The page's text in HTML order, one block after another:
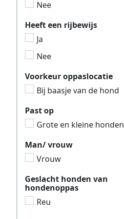
Nee
Heeft een rijbewijs
Ja
Nee
Voorkeur oppaslocatie
Bij baasje van de hond
Past op
Grote en kleine honden
Man/ vrouw
Vrouw
Geslacht honden van
hondenoppas
Reu